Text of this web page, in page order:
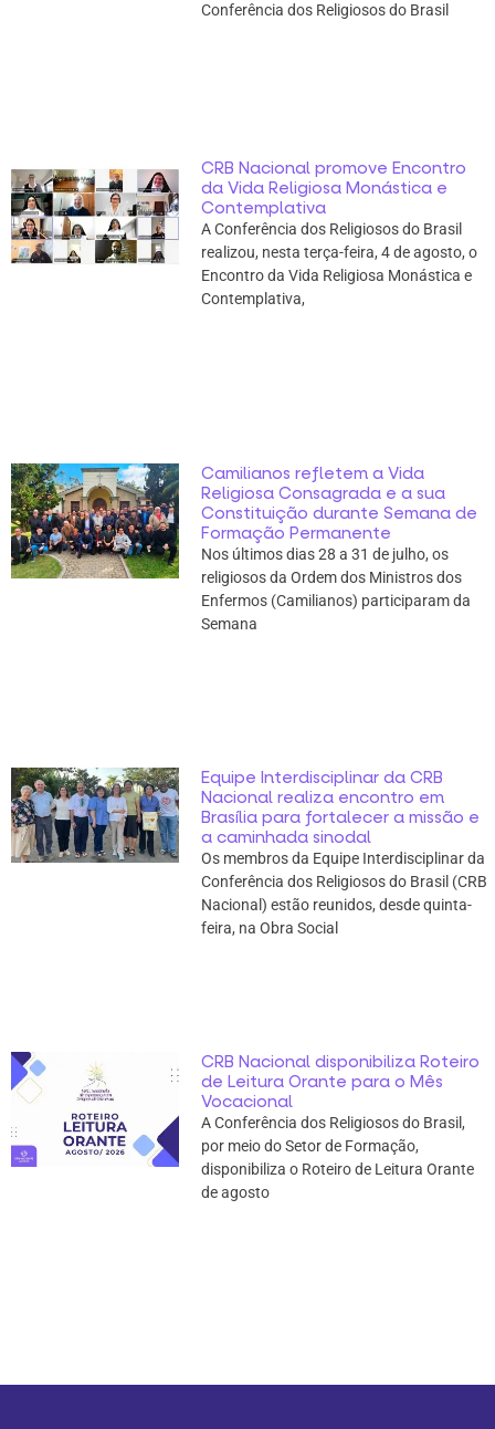
Conferência dos Religiosos do Brasil
CRB Nacional promove Encontro
da Vida Religiosa Monástica e
Contemplativa
A Conferência dos Religiosos do Brasil
realizou, nesta terça-feira, 4 de agosto, o
Encontro da Vida Religiosa Monástica e
Contemplativa,
Camilianos refletem a Vida
Religiosa Consagrada e a sua
Constituição durante Semana de
Formação Permanente
Nos últimos dias 28 a 31 de julho, os
religiosos da Ordem dos Ministros dos
Enfermos (Camilianos) participaram da
Semana
Equipe Interdisciplinar da CRB
Nacional realiza encontro em
Brasília para fortalecer a missão e
a caminhada sinodal
Os membros da Equipe Interdisciplinar da
Conferência dos Religiosos do Brasil (CRB
Nacional) estão reunidos, desde quinta-
feira, na Obra Social
CRB Nacional disponibiliza Roteiro
de Leitura Orante para o Mês
Vocacional
A Conferência dos Religiosos do Brasil,
por meio do Setor de Formação,
disponibiliza o Roteiro de Leitura Orante
de agosto